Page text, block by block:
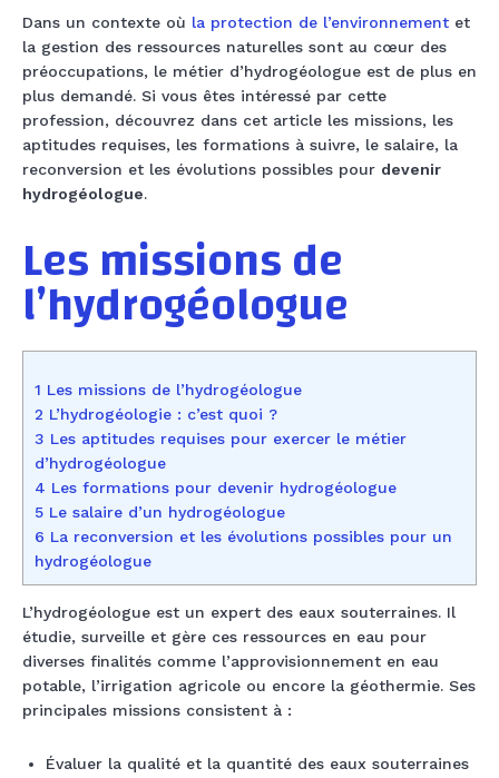
Dans un contexte où la protection de l’environnement et
la gestion des ressources naturelles sont au cœur des
préoccupations, le métier d’hydrogéologue est de plus en
plus demandé. Si vous êtes intéressé par cette
profession, découvrez dans cet article les missions, les
aptitudes requises, les formations à suivre, le salaire, la
reconversion et les évolutions possibles pour devenir
hydrogéologue.
Les missions de
l’hydrogéologue
1 Les missions de l’hydrogéologue
2 L’hydrogéologie : c’est quoi ?
3 Les aptitudes requises pour exercer le métier
d’hydrogéologue
4 Les formations pour devenir hydrogéologue
5 Le salaire d’un hydrogéologue
6 La reconversion et les évolutions possibles pour un
hydrogéologue
L’hydrogéologue est un expert des eaux souterraines. Il
étudie, surveille et gère ces ressources en eau pour
diverses finalités comme l’approvisionnement en eau
potable, l’irrigation agricole ou encore la géothermie. Ses
principales missions consistent à :
Évaluer la qualité et la quantité des eaux souterraines